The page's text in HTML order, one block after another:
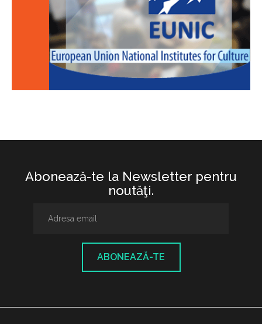
Abonează-te la Newsletter pentru
noutăţi.
ABONEAZĂ-TE